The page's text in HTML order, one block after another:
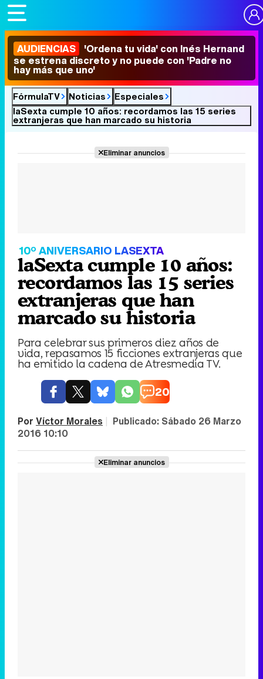
AUDIENCIAS 'Ordena tu vida' con Inés Hernand
se estrena discreto y no puede con 'Padre no
hay más que uno'
FórmulaTV Noticias
Especiales
laSexta cumple 10 años: recordamos las 15 series
extranjeras que han marcado su historia
Eliminar anuncios
10º ANIVERSARIO LASEXTA
laSexta cumple 10 años:
recordamos las 15 series
extranjeras que han
marcado su historia
Para celebrar sus primeros diez años de
vida, repasamos 15 ficciones extranjeras que
ha emitido la cadena de Atresmedia TV.
20
Por Víctor Morales | Publicado: Sábado 26 Marzo
2016 10:10
Eliminar anuncios